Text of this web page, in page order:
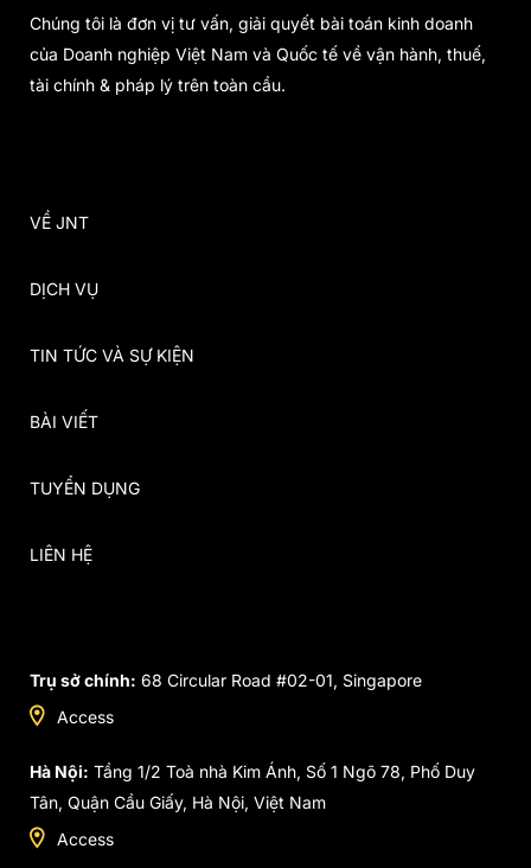
Chúng tôi là đơn vị tư vấn, giải quyết bài toán kinh doanh
của Doanh nghiệp Việt Nam và Quốc tế về vận hành, thuế,
tài chính & pháp lý trên toàn cầu.
VỀ JNT
DỊCH VỤ
TIN TỨC VÀ SỰ KIỆN
BÀI VIẾT
TUYỂN DỤNG
LIÊN HỆ
Trụ sở chính: 68 Circular Road #02-01, Singapore
Access
Hà Nội: Tầng 1/2 Toà nhà Kim Ánh, Số 1 Ngõ 78, Phố Duy
Tân, Quận Cầu Giấy, Hà Nội, Việt Nam
Access